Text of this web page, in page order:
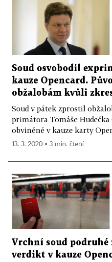
Soud osvobodil
kauze Opencard.
obžalobám kvůli
Soud v pátek zprostil
primátora Tomáše
obviněné v kauze karty
13. 3. 2020 ▪ 3 min. čtení
Vrchní soud
verdikt v kauze